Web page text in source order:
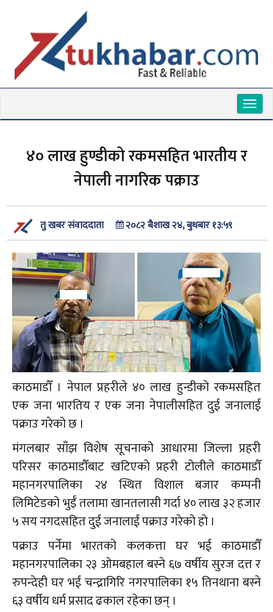
४० लाख हुण्डीको रकमसहित भारतीय र
नेपाली नागरिक पक्राउ
तु खबर संवाददाता २०८२ बैशाख २४, बुधबार १३:५९
काठमाडौँ । नेपाल प्रहरीले ४० लाख हुन्डीको रकमसहित
एक जना भारतिय र एक जना नेपालीसहित दुई जनालाई
पक्राउ गरेको छ ।
मंगलबार साँझ विशेष सूचनाको आधारमा जिल्ला प्रहरी
परिसर काठमाडौँबाट खटिएको प्रहरी टोलीले काठमाडौँ
महानगरपालिका २४ स्थित विशाल बजार कम्पनी
लिमिटेडको भुईँ तलामा खानतलासी गर्दा ४० लाख ३२ हजार
५ सय नगदसहित दुई जनालाई पक्राउ गरेको हो ।
पक्राउ पर्नेमा भारतको कलकत्ता घर भई काठमाडौँ
महानगरपालिका २३ ओमबहाल बस्ने ६७ वर्षीय सुरज दत्त र
रुपन्देही घर भई चन्द्रागिरि नगरपालिका १५ तिनथाना बस्ने
६३ वर्षीय धर्म प्रसाद ढकाल रहेका छन् ।